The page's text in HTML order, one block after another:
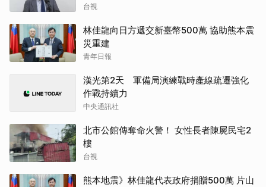
台視
林佳龍向日方遞交新臺幣500萬 協助熊本震
災重建
青年日報
漢光第2天 軍備局演練戰時產線疏遷強化
作戰持續力
中央通訊社
北市公館傳奪命火警！ 女性長者陳屍民宅2
樓
台視
熊本地震》林佳龍代表政府捐贈500萬 片山